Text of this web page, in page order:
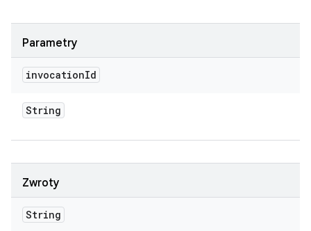
Parametry
invocationId
String
Zwroty
String